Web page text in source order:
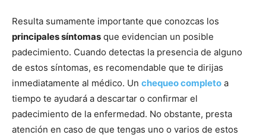
Resulta sumamente importante que conozcas los
principales síntomas que evidencian un posible
padecimiento. Cuando detectas la presencia de alguno
de estos síntomas, es recomendable que te dirijas
inmediatamente al médico. Un chequeo completo a
tiempo te ayudará a descartar o confirmar el
padecimiento de la enfermedad. No obstante, presta
atención en caso de que tengas uno o varios de estos